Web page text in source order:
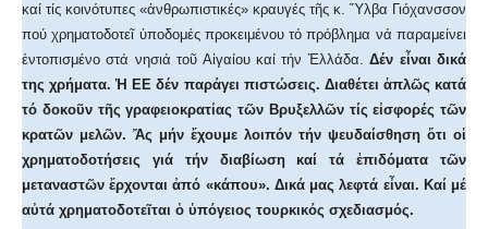
καί τίς κοινότυπες «ἀνθρωπιστικές» κραυγές τῆς κ. Ὕλβα Γιόχανσσον
πού χρηματοδοτεῖ ὑποδομές προκειμένου τό πρόβλημα νά παραμείνει
ἐντοπισμένο στά νησιά τοῦ Αἰγαίου καί τήν Ἑλλάδα.Δέν εἶναι δικά
της χρήματα. Ἡ ΕΕ δέν παράγει πιστώσεις. Διαθέτει ἁπλῶς κατά
τό δοκοῦν τῆς γραφειοκρατίας τῶν Βρυξελλῶν τίς εἰσφορές τῶν
κρατῶν μελῶν. Ἄς μήν ἔχουμε λοιπόν τήν ψευδαίσθηση ὅτι οἱ
χρηματοδοτήσεις γιά τήν διαβίωση καί τά ἐπιδόματα τῶν
μεταναστῶν ἔρχονται ἀπό «κάπου». Δικά μας λεφτά εἶναι. Καί μέ
αὐτά χρηματοδοτεῖται ὁ ὑπόγειος τουρκικός σχεδιασμός.